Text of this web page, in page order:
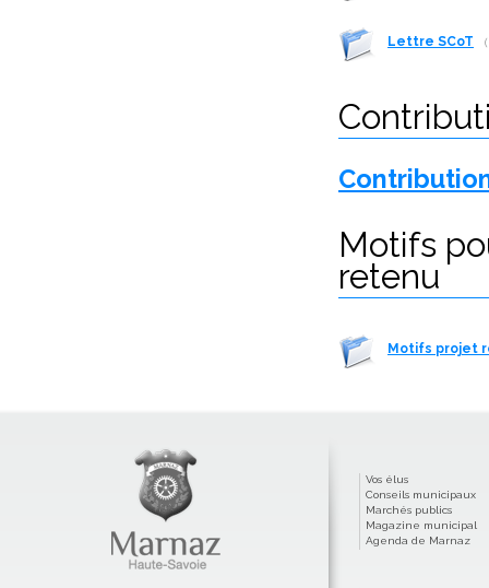
Lettre SCoT
Motifs
retenu
Motifs projet
Vos élus
Conseils municipaux
Marchés publics
Magazine municipal
Agenda de Marnaz